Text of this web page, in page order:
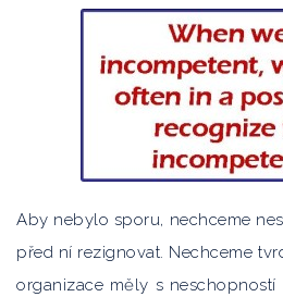
Aby nebylo sporu, nechceme
před ní rezignovat. Nechceme
organizace měly s